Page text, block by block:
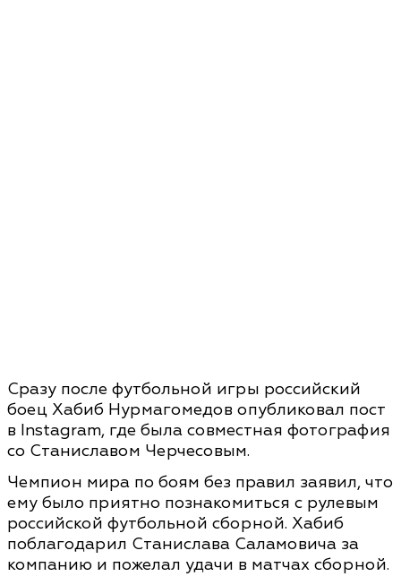
Сразу после футбольной игры российский
боец Хабиб Нурмагомедов опубликовал пост
в Instagram, где была совместная фотография
со Станиславом Черчесовым.
Чемпион мира по боям без правил заявил, что
ему было приятно познакомиться с рулевым
российской футбольной сборной. Хабиб
поблагодарил Станислава Саламовича за
компанию и пожелал удачи в матчах сборной.